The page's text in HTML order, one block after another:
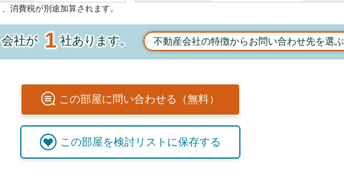
消費税が別途加算されます。
会社が1社あります。 不動産会社の特徴からお問い合わせ先を選ぶ
この部屋に問い合わせる（無料）
この部屋を検討リストに保存する